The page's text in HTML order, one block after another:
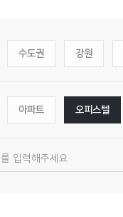
수도권 강원
아파트 오피스텔